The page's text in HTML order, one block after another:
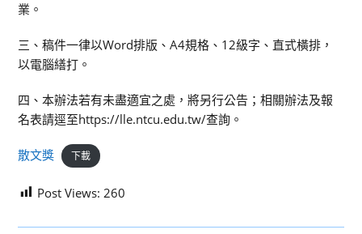
業。
三、稿件一律以Word排版、A4規格、12級字、直式橫排，
以電腦繕打。
四、本辦法若有未盡適宜之處，將另行公告；相關辦法及報
名表請逕至https://lle.ntcu.edu.tw/查詢。
散文獎 下載
Post Views: 260